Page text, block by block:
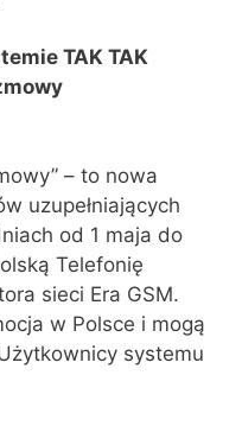
TAK TAK
– to nowa
uzupełniających
od 1 maja do
Telefonię
sieci Era GSM.
w Polsce i mogą
systemu